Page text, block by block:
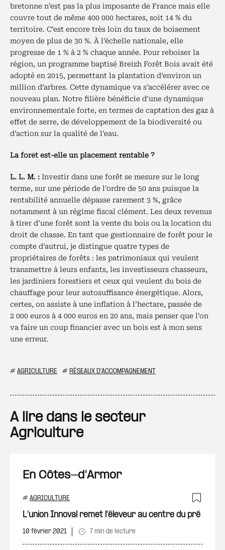
bretonne n’est pas la plus imposante de France mais elle
couvre tout de même 400 000 hectares, soit 14 % du
territoire. C’est encore très loin du taux de boisement
moyen de plus de 30 %. À l’échelle nationale, elle
progresse de 1 % à 2 % chaque année. Pour reboiser la
région, un programme baptisé Breizh Forêt Bois avait été
adopté en 2015, permettant la plantation d’environ un
million d’arbres. Cette dynamique va s’accélérer avec ce
nouveau plan. Notre filière bénéficie d’une dynamique
environnementale forte, en termes de captation des gaz à
effet de serre, de développement de la biodiversité ou
d’action sur la qualité de l’eau.
La forêt est-elle un placement rentable ?
L. L. M. : Investir dans une forêt se mesure sur le long
terme, sur une période de l’ordre de 50 ans puisque la
rentabilité annuelle dépasse rarement 3 %, grâce
notamment à un régime fiscal clément. Les deux revenus
à tirer d’une forêt sont la vente du bois ou la location du
droit de chasse. En tant que gestionnaire de forêt pour le
compte d’autrui, je distingue quatre types de
propriétaires de forêts : les patrimoniaux qui veulent
transmettre à leurs enfants, les investisseurs chasseurs,
les jardiniers forestiers et ceux qui veulent du bois de
chauffage pour leur autosuffisance énergétique. Alors,
certes, on assiste à une inflation à l’hectare, passée de
2 000 euros à 4 000 euros en 20 ans, mais penser que l’on
va faire un coup financier avec un bois est à mon sens
une erreur.
# AGRICULTURE # RÉSEAUX D'ACCOMPAGNEMENT
A lire dans le secteur
Agriculture
En Côtes-d'Armor
# AGRICULTURE
L'union Innoval remet l'éleveur au centre du pré
10 février 2021 7 min de lecture